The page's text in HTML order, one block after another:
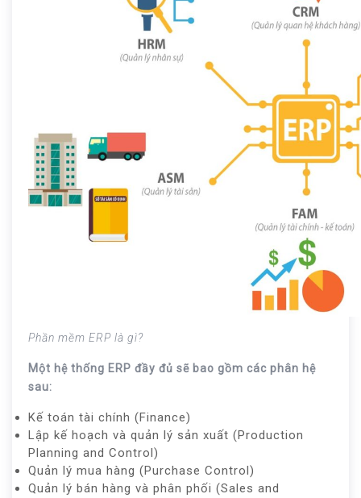
Phần mềm ERP là gì?
Một hệ thống ERP đầy đủ sẽ bao gồm các phân hệ
sau:
Kế toán tài chính (Finance)
Lập kế hoạch và quản lý sản xuất (Production
Planning and Control)
Quản lý mua hàng (Purchase Control)
Quản lý bán hàng và phân phối (Sales and